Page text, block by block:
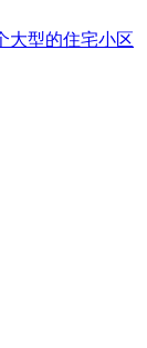
大型的住宅小区